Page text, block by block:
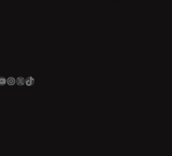
InstagramX TikTok